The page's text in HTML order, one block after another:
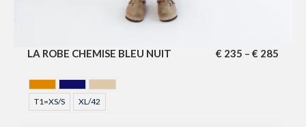
LA ROBE CHEMISE BLEU NUIT € 235 – € 285
CAMELMIDNIGHT BLUE
SAHARA
T1=XS/S XL/42